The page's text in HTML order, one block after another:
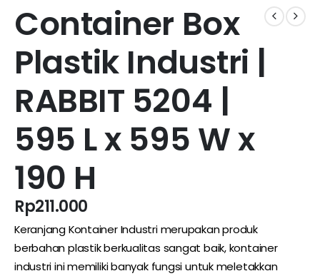
Container Box
Plastik Industri |
RABBIT 5204 |
595 L x 595 W x
190 H
Rp211.000
Keranjang Kontainer Industri merupakan produk
berbahan plastik berkualitas sangat baik, kontainer
industri ini memiliki banyak fungsi untuk meletakkan